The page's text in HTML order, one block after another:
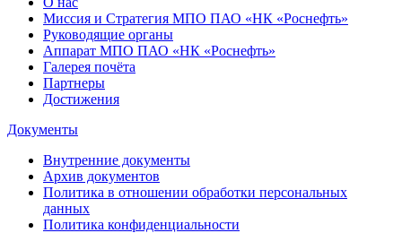
Миссия и Стратегия МПО ПАО «НК «Роснефть»
Руководящие органы
Аппарат МПО ПАО «НК «Роснефть»
Галерея почёта
Партнеры
Достижения
Документы
Внутренние документы
Архив документов
Политика в отношении обработки персональных
данных
Политика конфиденциальности